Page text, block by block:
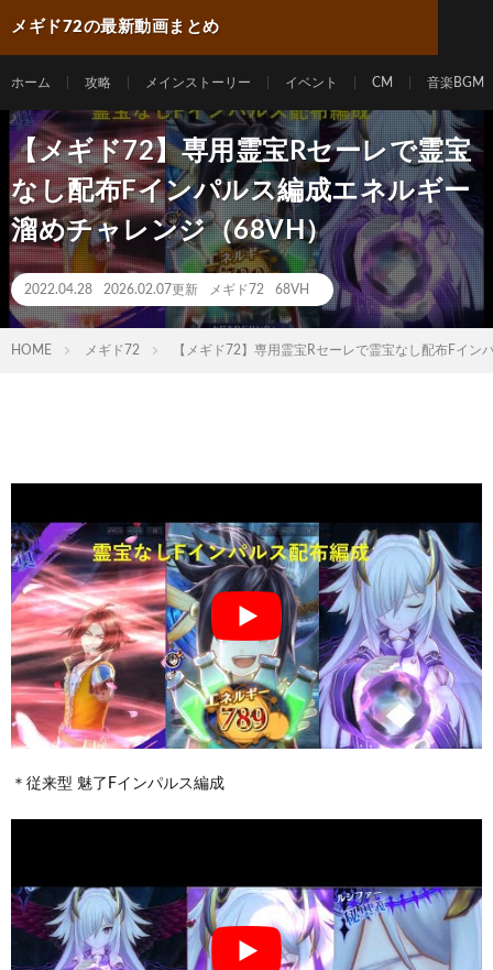
メギド72の最新動画まとめ
ホーム 攻略 メインストーリー イベント CM 音楽BGM
【メギド72】専用霊宝Rセーレで霊宝
なし配布Fインパルス編成エネルギー
溜めチャレンジ（68VH）
2022.04.28 2026.02.07更新 メギド72 68VH
HOME メギド72 【メギド72】専用霊宝Rセーレで霊宝なし配布Fイ
＊従来型 魅了Fインパルス編成